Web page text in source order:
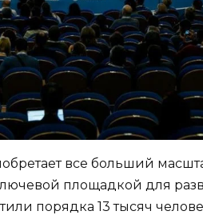
все больший
площадкой для
порядка 13 тысяч